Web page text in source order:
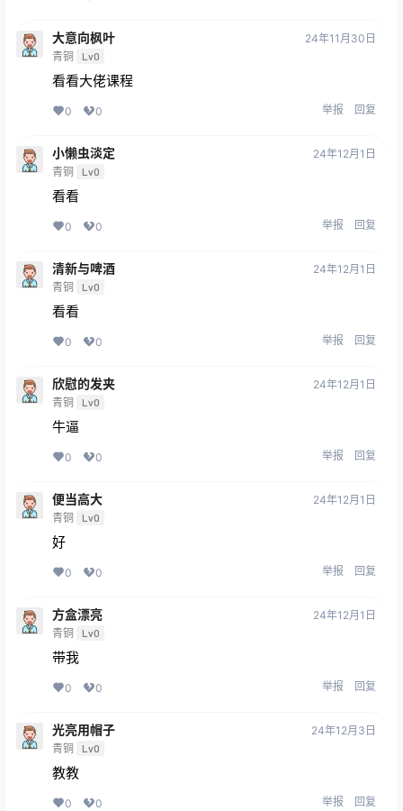
大意向枫叶
青铜 Lv0
24年11月30日
看看大佬课程
0 0 举报 回复
小懒虫淡定
青铜 Lv0
24年12月1日
看看
0 0 举报 回复
清新与啤酒
青铜 Lv0
24年12月1日
看看
0 0 举报 回复
欣慰的发夹
青铜 Lv0
24年12月1日
牛逼
0 0 举报 回复
便当高大
青铜 Lv0
24年12月1日
好
0 0 举报 回复
方盒漂亮
青铜 Lv0
24年12月1日
带我
0 0 举报 回复
光亮用帽子
青铜 Lv0
24年12月3日
教教
0 0 举报 回复